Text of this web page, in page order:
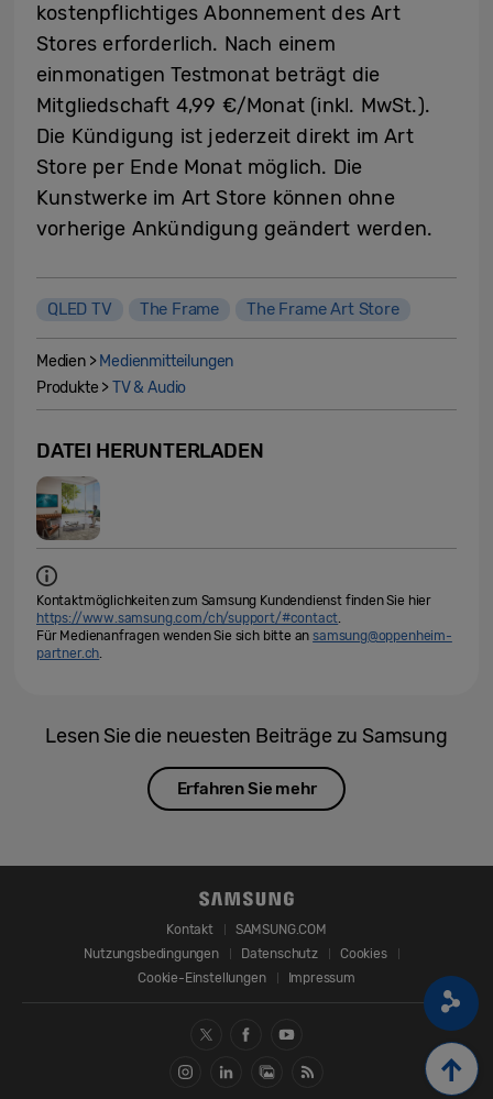
kostenpflichtiges Abonnement des Art
Stores erforderlich. Nach einem
einmonatigen Testmonat beträgt die
Mitgliedschaft 4,99 €/Monat (inkl. MwSt.).
Die Kündigung ist jederzeit direkt im Art
Store per Ende Monat möglich. Die
Kunstwerke im Art Store können ohne
vorherige Ankündigung geändert werden.
QLED TV The Frame The Frame Art Store
Medien > Medienmitteilungen
Produkte >TV & Audio
DATEI HERUNTERLADEN
Kontaktmöglichkeiten zum Samsung Kundendienst finden Sie hier
https://www.samsung.com/ch/support/#contact.
Für Medienanfragen wenden Sie sich bitte ansamsung@oppenheim-
partner.ch.
Lesen Sie die neuesten Beiträge zu Samsung
Erfahren Sie mehr
Kontakt
SAMSUNG.COM
Nutzungsbedingungen
Datenschutz
Cookies
Cookie-Einstellungen
Impressum